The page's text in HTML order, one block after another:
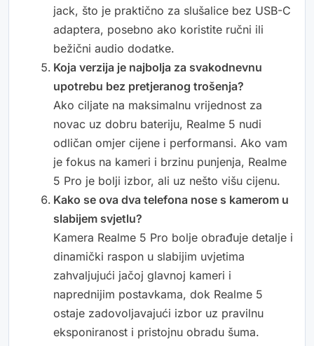
jack, što je praktično za slušalice bez USB-C
adaptera, posebno ako koristite ručni ili
bežični audio dodatke.
Koja verzija je najbolja za svakodnevnu
upotrebu bez pretjeranog trošenja?
Ako ciljate na maksimalnu vrijednost za
novac uz dobru bateriju, Realme 5 nudi
odličan omjer cijene i performansi. Ako vam
je fokus na kameri i brzinu punjenja, Realme
5 Pro je bolji izbor, ali uz nešto višu cijenu.
Kako se ova dva telefona nose s kamerom u
slabijem svjetlu?
Kamera Realme 5 Pro bolje obrađuje detalje i
dinamički raspon u slabijim uvjetima
zahvaljujući jačoj glavnoj kameri i
naprednijim postavkama, dok Realme 5
ostaje zadovoljavajući izbor uz pravilnu
eksponiranost i pristojnu obradu šuma.